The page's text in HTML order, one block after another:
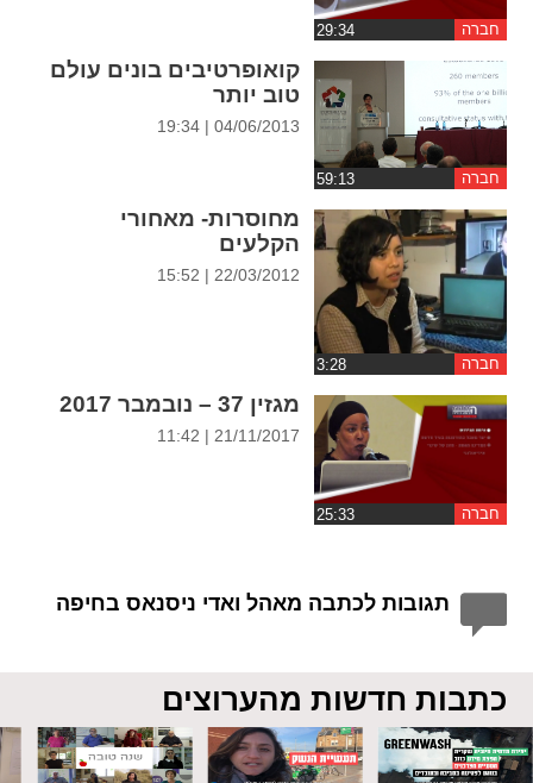
חברה
חברה
קואופרטיבים בונים עולם
טוב יותר
04/06/2013 | 19:34
חברה
מחוסרות- מאחורי
הקלעים
22/03/2012 | 15:52
חברה
מגזין 37 – נובמבר 2017
21/11/2017 | 11:42
תגובות לכתבה מאהל ואדי ניסנאס בחיפה
כתבות חדשות מהערוצים